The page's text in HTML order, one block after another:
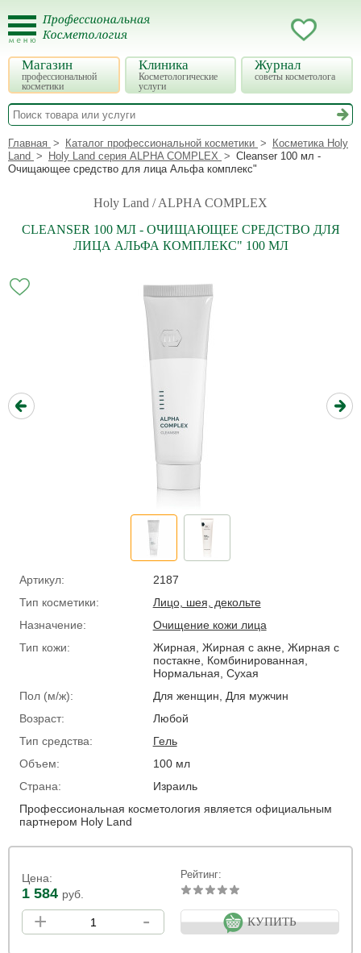
Магазин
профессиональной
косметики
Клиника
Косметологические
услуги
Журнал
советы косметолога
Главная Каталог профессиональной косметики
Косметика Holy
Land
Holy Land серия ALPHA COMPLEX
Cleanser 100 мл -
Очищающее средство для лица Альфа комплекс"
Holy Land / ALPHA COMPLEX
CLEANSER 100 МЛ - ОЧИЩАЮЩЕЕ СРЕДСТВО ДЛЯ
ЛИЦА АЛЬФА КОМПЛЕКС" 100 МЛ
Артикул:
2187
Тип косметики:
Лицо, шея, декольте
Назначение:
Очищение кожи лица
Тип кожи:
Жирная, Жирная с акне, Жирная с
постакне, Комбинированная,
Нормальная, Сухая
Пол (м/ж):
Для женщин, Для мужчин
Возраст:
Любой
Тип средства:
Гель
Объем:
100 мл
Страна:
Израиль
Профессиональная косметология является официальным
партнером Holy Land
Цена:
1 584 руб.
Рейтинг:
+ - КУПИТЬ